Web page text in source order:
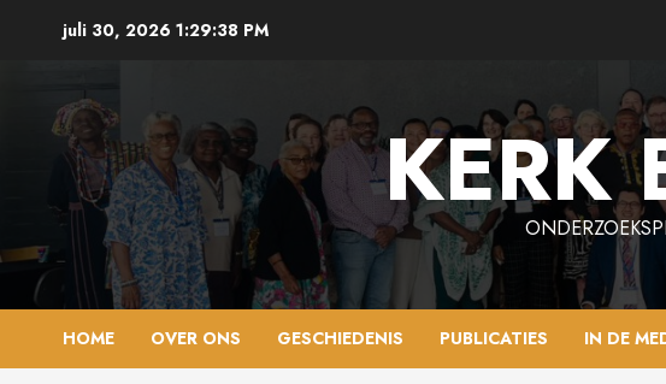
juli 30, 2026 1:29:39 PM
KERK
HOME OVER ONS GESCHIEDENIS PUBLICATIES IN DE